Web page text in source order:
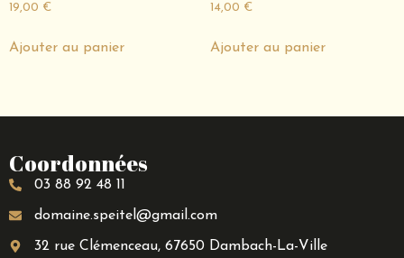
19,00 €
Ajouter au panier
14,00 €
Ajouter au panier
Coordonnées
03 88 92 48 11
domaine.speitel@gmail.com
32 rue Clémenceau, 67650 Dambach-La-Ville